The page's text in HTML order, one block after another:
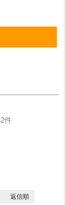
2件
返信順